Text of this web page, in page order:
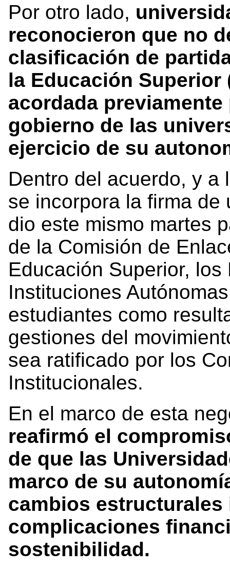
Por otro lado,
reconocieron que no
clasificación de
la Educación Superior
acordada
gobierno de las
ejercicio de su
Dentro del acuerdo, y a
se incorpora la firma
dio este mismo martes
de la Comisión de
Educación Superior,
Instituciones
estudiantes como
gestiones del
sea ratificado por los
Institucionales.
En el marco de esta
reafirmó el
de que las
marco de su
cambios
complicaciones
sostenibilidad.